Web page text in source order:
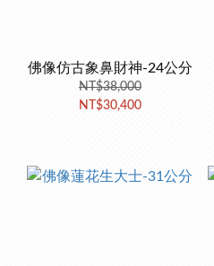
佛像仿古象鼻財神-24公分
NT$38,000
NT$30,400